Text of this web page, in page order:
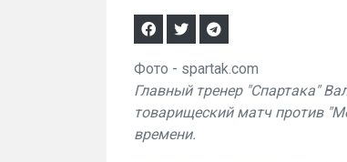
Фото - spartak.com
Главный тренер "Спартака"
товарищеский матч против
времени.